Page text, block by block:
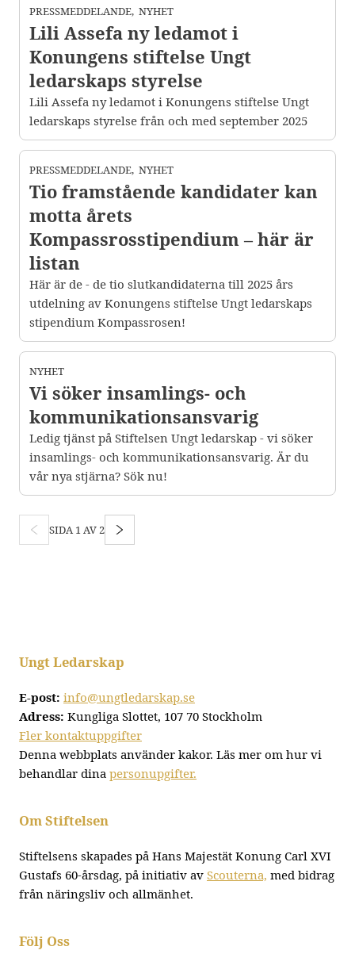
PRESSMEDDELANDE, NYHET
Lili Assefa ny ledamot i
Konungens stiftelse Ungt
ledarskaps styrelse
Lili Assefa ny ledamot i Konungens stiftelse Ungt
ledarskaps styrelse från och med september 2025
PRESSMEDDELANDE, NYHET
Tio framstående kandidater kan
motta årets
Kompassrosstipendium – här är
listan
Här är de - de tio slutkandidaterna till 2025 års
utdelning av Konungens stiftelse Ungt ledarskaps
stipendium Kompassrosen!
NYHET
Vi söker insamlings- och
kommunikationsansvarig
Ledig tjänst på Stiftelsen Ungt ledarskap - vi söker
insamlings- och kommunikationsansvarig. Är du
vår nya stjärna? Sök nu!
SIDA1AV2
Ungt Ledarskap
E-post: info@ungtledarskap.se
Adress: Kungliga Slottet, 107 70 Stockholm
Fler kontaktuppgifter
Denna webbplats använder kakor. Läs mer om hur vi
behandlar dina personupgifter.
Om Stiftelsen
Stiftelsens skapades på Hans Majestät Konung Carl XVI
Gustafs 60-årsdag, på initiativ av Scouterna, med bidrag
från näringsliv och allmänhet.
Följ Oss